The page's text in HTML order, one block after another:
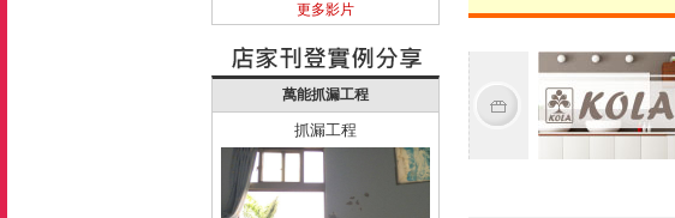
更多影片
萬能抓漏工程
抓漏工程